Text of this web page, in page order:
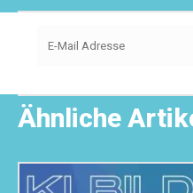
Ähnliche